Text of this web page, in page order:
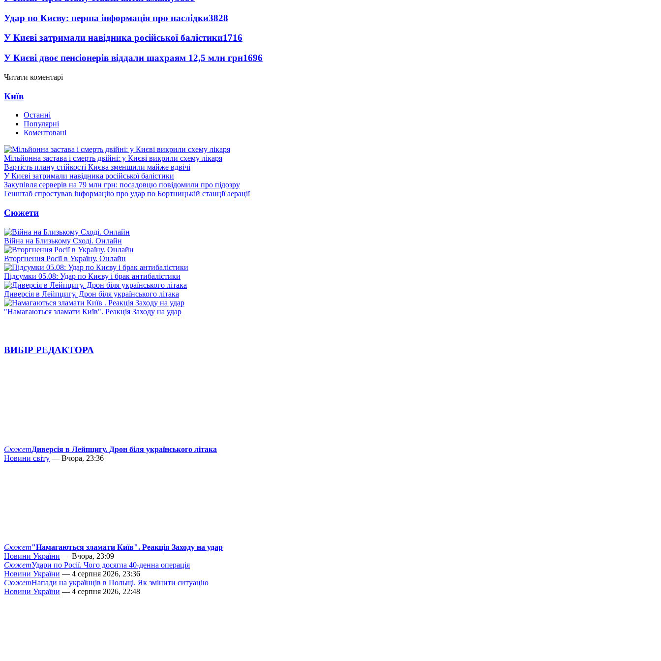
Удар по Києву: перша інформація про наслідки3828
У Києві затримали навідника російської балістики1716
У Києві двоє пенсіонерів віддали шахраям 12,5 млн грн1696
Читати коментарі
Київ
Останні
Популярні
Коментовані
Мільйонна застава і смерть двійні: у Києві викрили схему лікаря
Вартість плану стійкості Києва зменшили майже вдвічі
У Києві затримали навідника російської балістики
Закупівля серверів на 79 млн грн: посадовцю повідомили про підозру
Генштаб спростував інформацію про удар по Бортницькій станції аерації
Сюжети
Війна на Близькому Сході. Онлайн
Вторгнення Росії в Україну. Онлайн
Підсумки 05.08: Удар по Києву і брак антибалістики
Диверсія в Лейпцигу. Дрон біля українського літака
"Намагаються зламати Київ". Реакція Заходу на удар
ВИБІР РЕДАКТОРА
СюжетДиверсія в Лейпцигу. Дрон біля українського літака
Новини світу — Вчора, 23:36
Сюжет"Намагаються зламати Київ". Реакція Заходу на удар
Новини України — Вчора, 23:09
СюжетУдари по Росії. Чого досягла 40-денна операція
Новини України — 4 серпня 2026, 23:36
СюжетНапади на українців в Польщі. Як змінити ситуацію
Новини України — 4 серпня 2026, 22:48